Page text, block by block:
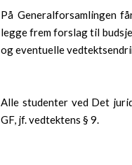
På Generalforsamlingen
legge frem forslag til
og eventuelle
Alle studenter ved Det
GF, jf. vedtektens § 9.